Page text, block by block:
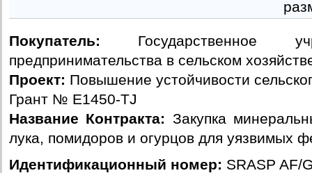
Покупатель: Государственное
предпринимательства в сельском
Проект: Повышение устойчивости
Грант № E1450-TJ
Название Контракта:
Закупка
лука, помидоров и огурцов для уязвимых
Идентификационный номер: SRASP AF/